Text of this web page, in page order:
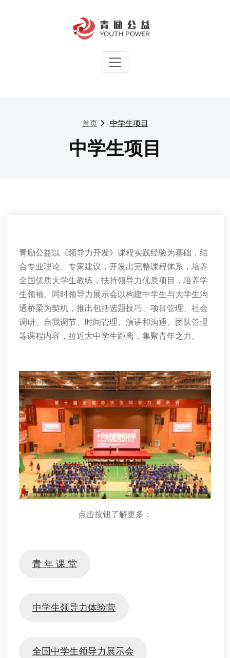
青励公益官方网站
集中国青年之力，筑社会向上之
首页 中学生项目
中学生项目
青励公益以《领导力开发》课程实践经验为基础，结
合专业理论、专家建议，开发出完整课程体系，培养
全国优质大学生教练，扶持领导力优质项目，培养学
生领袖。同时领导力展示会以构建中学生与大学生沟
通桥梁为契机，推出包括选题技巧、项目管理、社会
调研、自我调节、时间管理、演讲和沟通、团队管理
等课程内容，拉近大中学生距离，集聚青年之力。
点击按钮了解更多：
青 年 课 堂
中学生领导力体验营
全国中学生领导力展示会